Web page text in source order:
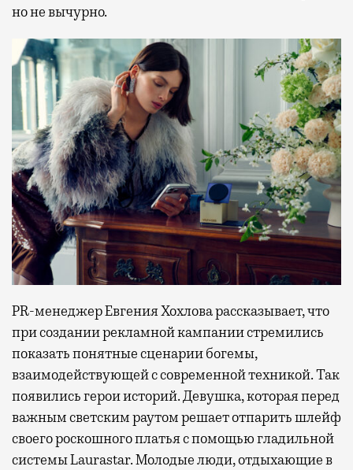
но не вычурно.
PR-менеджер Евгения Хохлова рассказывает, что
при создании рекламной кампании стремились
показать понятные сценарии богемы,
взаимодействующей с современной техникой. Так
появились герои историй. Девушка, которая перед
важным светским раутом решает отпарить шлейф
своего роскошного платья с помощью гладильной
системы Laurastar. Молодые люди, отдыхающие в